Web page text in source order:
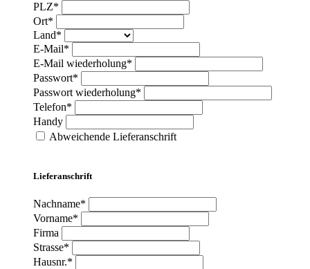
PLZ*
Ort*
Land*
E-Mail*
E-Mail wiederholung*
Passwort*
Passwort wiederholung*
Telefon*
Handy
Abweichende Lieferanschrift
Lieferanschrift
Nachname*
Vorname*
Firma
Strasse*
Hausnr.*